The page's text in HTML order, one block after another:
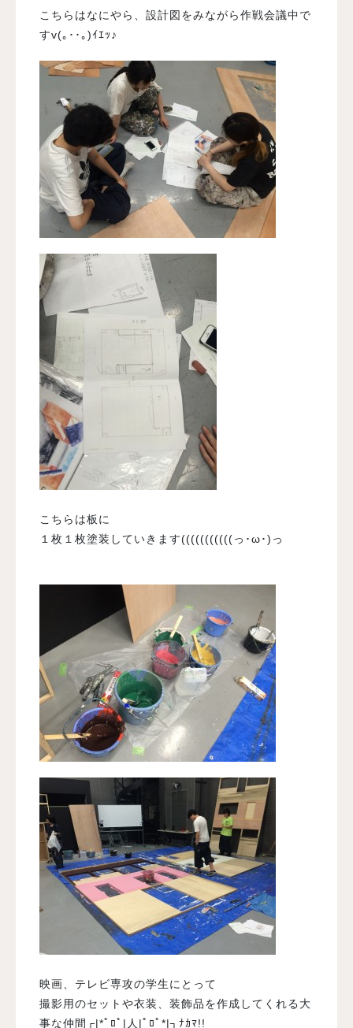
こちらはなにやら、設計図をみながら作戦会議中で
すv(｡･･｡)ｲｴｯ♪
こちらは板に
１枚１枚塗装していきます(((((((((((っ･ω･)っ
映画、テレビ専攻の学生にとって
撮影用のセットや衣装、装飾品を作成してくれる大
事な仲間┌|*ﾟﾛﾟ|人|ﾟﾛﾟ*|┐ﾅｶﾏ!!